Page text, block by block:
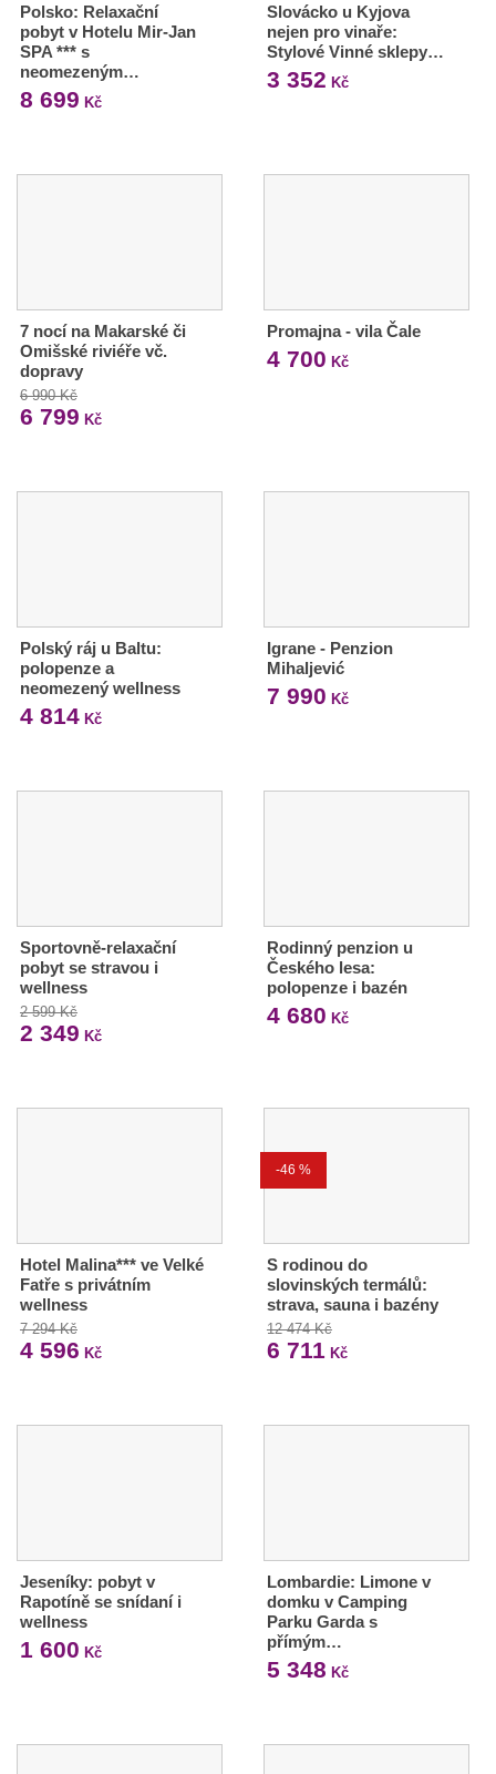
Polsko: Relaxační
pobyt v Hotelu Mir-Jan
SPA *** s
neomezeným…
8 699 Kč
Slovácko u Kyjova
nejen pro vinaře:
Stylové Vinné sklepy…
3 352 Kč
7 nocí na Makarské či
Omišské riviéře vč.
dopravy
6 990 Kč
6 799 Kč
Promajna - vila Čale
4 700 Kč
Polský ráj u Baltu:
polopenze a
neomezený wellness
4 814 Kč
Igrane - Penzion
Mihaljević
7 990 Kč
Sportovně-relaxační
pobyt se stravou i
wellness
2 599 Kč
2 349 Kč
Rodinný penzion u
Českého lesa:
polopenze i bazén
4 680 Kč
Hotel Malina*** ve Velké
Fatře s privátním
wellness
7 294 Kč
4 596 Kč
-46 %
S rodinou do
slovinských termálů:
strava, sauna i bazény
12 474 Kč
6 711 Kč
Jeseníky: pobyt v
Rapotíně se snídaní i
wellness
1 600 Kč
Lombardie: Limone v
domku v Camping
Parku Garda s
přímým…
5 348 Kč